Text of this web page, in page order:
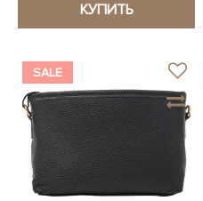
КУПИТЬ
SALE